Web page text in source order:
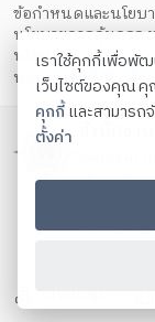
ข้อกำหนดและนโยบ
นโยบายการคุ้มครอ
นโยบายการรักษาค
นโยบายคุกกี้
ตั้ง
สำนักง
เผือก อำเภ
โทรศัพท์
0 5321
เราใช้คุกกี้เพื่อพั
เว็บไซต์ของคุณ คุ
คุกกี้และสามารถ
ตั้งค่า